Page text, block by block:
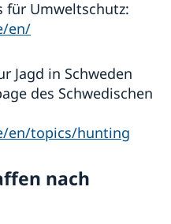
für Umweltschutz:
en/
Jagd in Schweden
des Schwedischen
en/topics/hunting
nach